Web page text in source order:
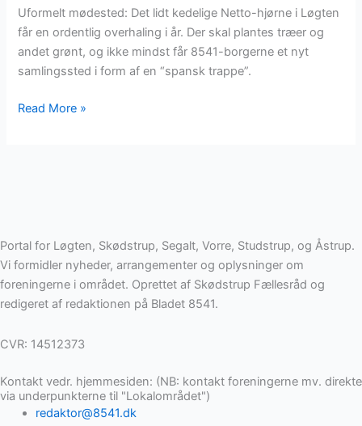
Uformelt mødested: Det lidt kedelige Netto-hjørne i Løgten
får en ordentlig overhaling i år. Der skal plantes træer og
andet grønt, og ikke mindst får 8541-borgerne et nyt
samlingssted i form af en “spansk trappe”.
Read More »
Portal for Løgten, Skødstrup, Segalt, Vorre, Studstrup, og Åstrup.
Vi formidler nyheder, arrangementer og oplysninger om
foreningerne i området. Oprettet af Skødstrup Fællesråd og
redigeret af redaktionen på Bladet 8541.
CVR: 14512373
Kontakt vedr. hjemmesiden: (NB: kontakt foreningerne mv. direkte
via underpunkterne til "Lokalområdet")
redaktor@8541.dk